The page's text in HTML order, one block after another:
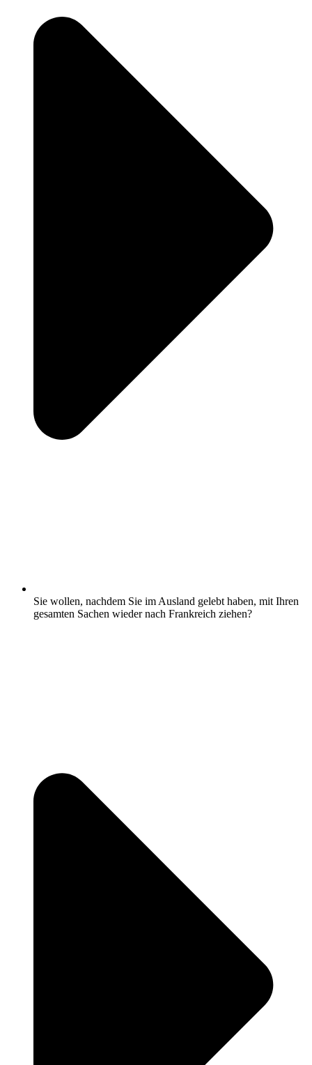
Sie wollen, nachdem Sie im Ausland gelebt haben, mit Ihren
gesamten Sachen wieder nach Frankreich ziehen?